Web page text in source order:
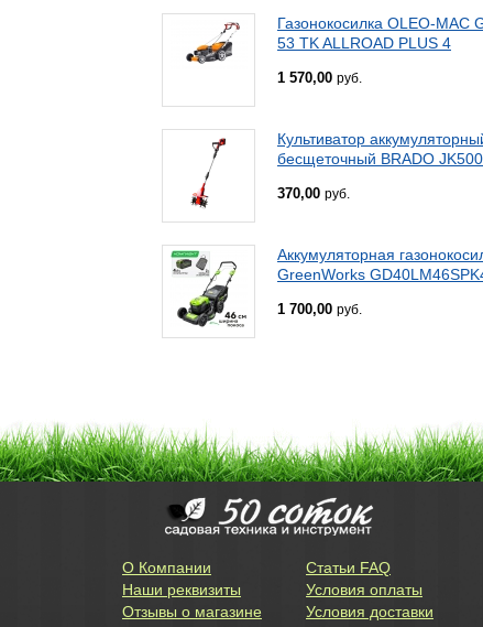
Газонокосилка OLEO-MAC
53 TK ALLROAD PLUS 4
1 570,00 руб.
Культиватор
бесщеточный BRADO
370,00 руб.
Аккумуляторная
GreenWorks
1 700,00 руб.
О Компании
Наши реквизиты
Отзывы о магазине
Статьи FAQ
Условия оплаты
Условия доставки